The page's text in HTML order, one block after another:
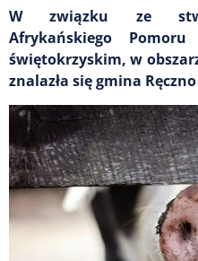
W związku ze
Afrykańskiego
świętokrzyskim, w
znalazła się gmina